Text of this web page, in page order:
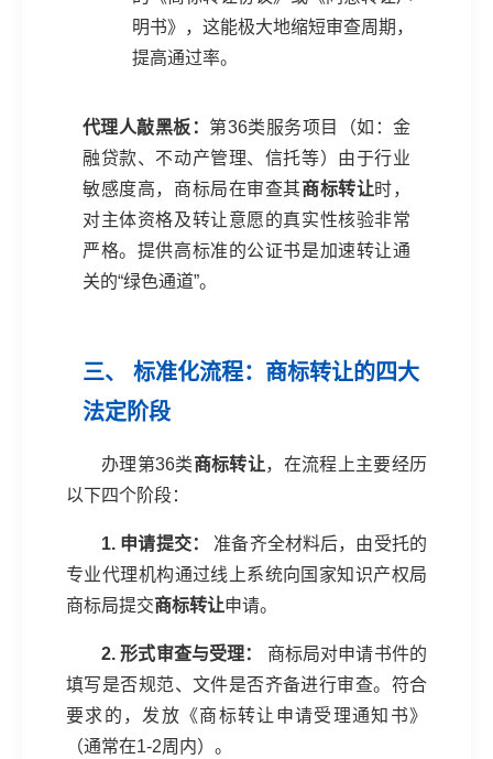
明书》，这能极大地缩短审查周期，
提高通过率。
代理人敲黑板： 第36类服务项目（如：金
融贷款、不动产管理、信托等）由于行业
敏感度高，商标局在审查其商标转让时，
对主体资格及转让意愿的真实性核验非常
严格。提供高标准的公证书是加速转让通
关的“绿色通道”。
三、 标准化流程：商标转让的四大
法定阶段
办理第36类商标转让，在流程上主要经历
以下四个阶段：
1. 申请提交：
准备齐全材料后，由受托的
专业代理机构通过线上系统向国家知识产权局
商标局提交商标转让申请。
2. 形式审查与受理：
商标局对申请书件的
填写是否规范、文件是否齐备进行审查。符合
要求的，发放《商标转让申请受理通知书》
（通常在1-2周内）。